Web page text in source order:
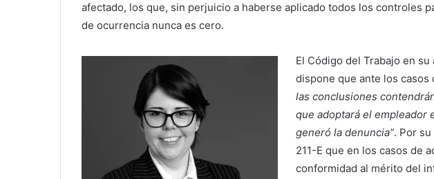
afectado, los que, sin perjuicio a haberse aplicado todos los controles
de ocurrencia nunca es cero.
El Código del Trabajo en
dispone que ante los
las conclusiones
que adoptará el empleador
generó la denuncia”. Por
211-E que en los casos de
conformidad al mérito del